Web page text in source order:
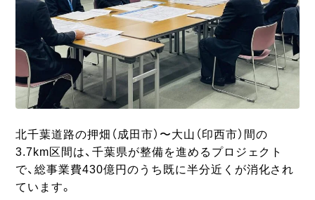
北千葉道路の押畑（成田市）〜大山（印西市）間の
3.7km区間は、千葉県が整備を進めるプロジェクト
で、総事業費430億円のうち既に半分近くが消化され
ています。